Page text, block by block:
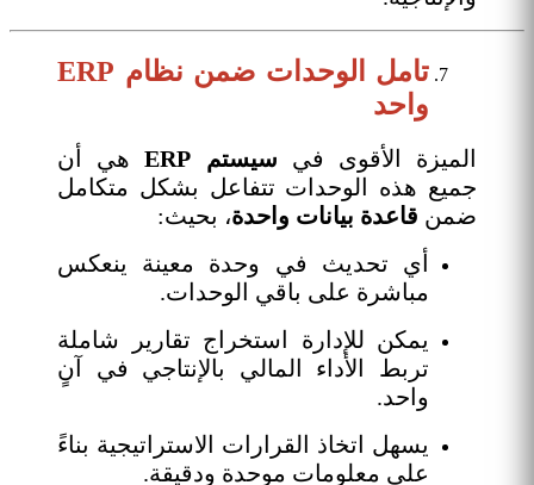
تامل الوحدات ضمن نظام ERP
واحد
الميزة الأقوى في سيستم ERP
هي أن
جميع هذه الوحدات تتفاعل بشكل متكامل
ضمن قاعدة بيانات واحدة، بحيث:
أي تحديث في وحدة معينة ينعكس
مباشرة على باقي الوحدات.
يمكن للإدارة استخراج تقارير شاملة
تربط الأداء المالي بالإنتاجي في آنٍ
واحد.
يسهل اتخاذ القرارات الاستراتيجية بناءً
على معلومات موحدة ودقيقة.